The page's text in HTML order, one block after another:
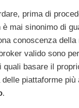
prima di
è mai sinonimo di
conoscenza della
valido sono
quali basare il
delle piattaforme più
.